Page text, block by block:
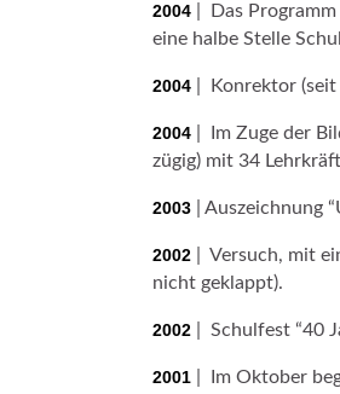
2004 | Das
eine halbe Stelle
2004 | Konrektor
2004 | Im Zuge der
zügig) mit 34
2003 | Auszeichnung
2002 | Versuch, mit
nicht geklappt).
2002 | Schulfest “40
2001 | Im Oktober